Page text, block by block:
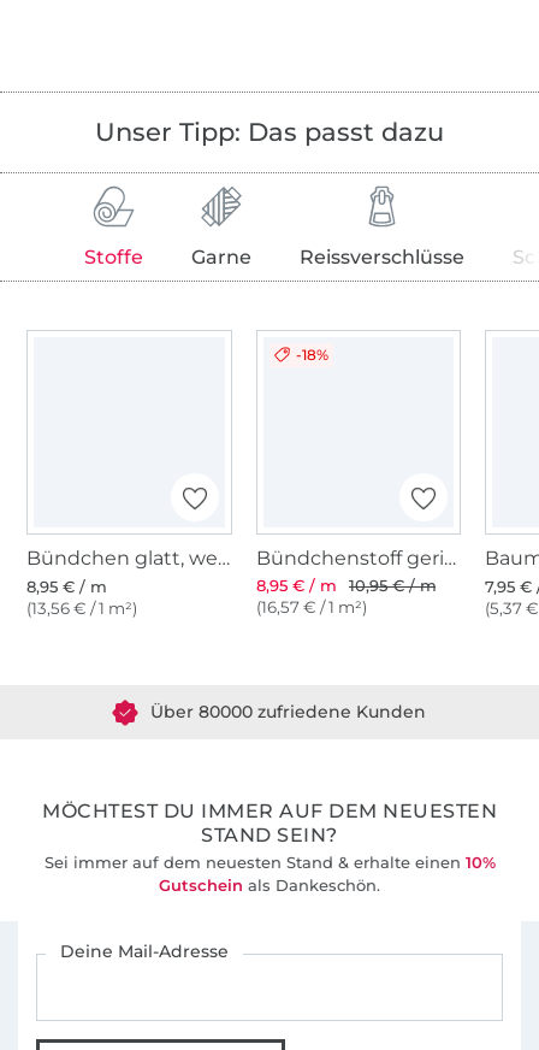
Unser Tipp: Das passt dazu
Stoffe Garne Reissverschlüsse
Bündchen glatt, weiß
8,95 € / m
(13,56 € / 1 m²)
-18%
Bündchenstoff gerippt weiss
8,95 € / m
10,95 € / m
(16,57 € / 1 m²)
7,95 €
(5,37
MÖCHTEST DU IMMER AUF DEM NEUESTEN
STAND SEIN?
Sei immer auf dem neuesten Stand & erhalte einen 10%
Gutschein als Dankeschön.
Deine Mail-Adresse